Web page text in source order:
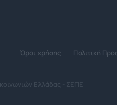
Όροι χρήσης Πολιτική
Ελλάδας - ΣΕΠΕ